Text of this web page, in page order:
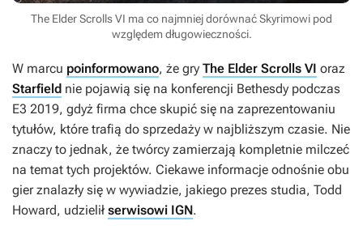
The Elder Scrolls VI ma co najmniej dorównać Skyrimowi pod
względem długowieczności.
W marcu poinformowano, że gry The Elder Scrolls VI oraz
Starfield nie pojawią się na konferencji Bethesdy podczas
E3 2019, gdyż firma chce skupić się na zaprezentowaniu
tytułów, które trafią do sprzedaży w najbliższym czasie. Nie
znaczy to jednak, że twórcy zamierzają kompletnie milczeć
na temat tych projektów. Ciekawe informacje odnośnie obu
gier znalazły się w wywiadzie, jakiego prezes studia, Todd
Howard, udzielił serwisowi IGN.